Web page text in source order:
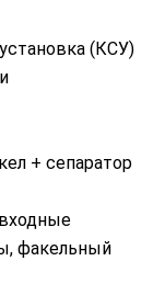
(КСУ)
+ сепаратор
факельный